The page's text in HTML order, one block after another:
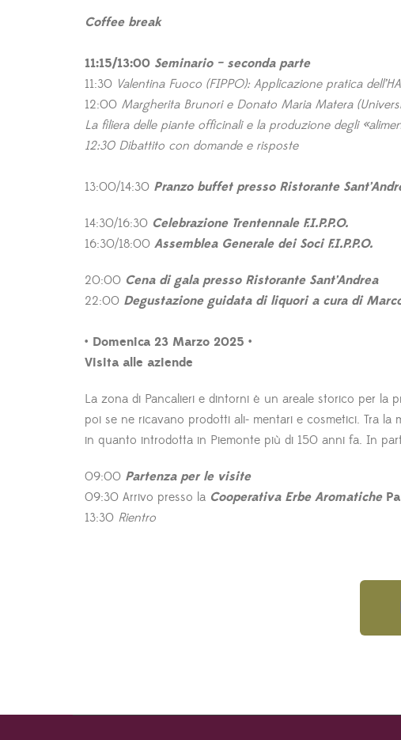
Coffee break
11:15/13:00 Seminario – seconda parte
11:30 Valentina Fuoco (FIPPO): Applicazione pratica
12:00 Margherita Brunori e Donato Maria Matera
La filiera delle piante officinali e la produzione degli
12:30 Dibattito con domande e risposte
13:00/14:30 Pranzo buffet presso Ristorante
14:30/16:30 Celebrazione Trentennale F.I.P.P.O.
16:30/18:00 Assemblea Generale dei Soci F.I.P.P.O.
20:00 Cena di gala presso Ristorante Sant’Andrea
22:00 Degustazione guidata di liquori a cura di
• Domenica 23 Marzo 2025 •
Visita alle aziende
La zona di Pancalieri e dintorni è un areale storico per la
poi se ne ricavano prodotti ali- mentari e cosmetici. Tra
in quanto introdotta in Piemonte più di 150 anni fa. In
09:00 Partenza per le visite
09:30 Arrivo presso la Cooperativa Erbe Aromatiche
13:30 Rientro